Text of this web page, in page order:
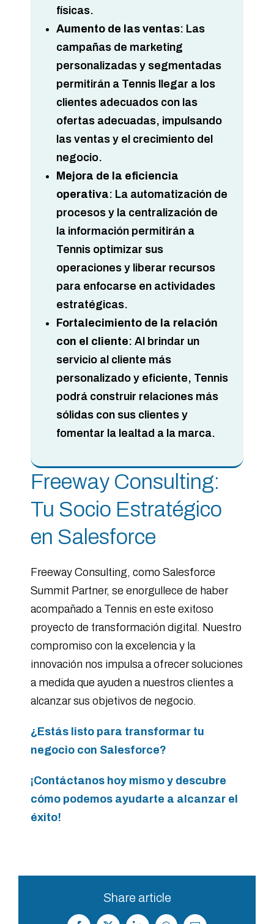
físicas.
Aumento de las ventas: Las
campañas de marketing
personalizadas y segmentadas
permitirán a Tennis llegar a los
clientes adecuados con las
ofertas adecuadas, impulsando
las ventas y el crecimiento del
negocio.
Mejora de la eficiencia
operativa: La automatización de
procesos y la centralización de
la información permitirán a
Tennis optimizar sus
operaciones y liberar recursos
para enfocarse en actividades
estratégicas.
Fortalecimiento de la relación
con el cliente: Al brindar un
servicio al cliente más
personalizado y eficiente, Tennis
podrá construir relaciones más
sólidas con sus clientes y
fomentar la lealtad a la marca.
Freeway Consulting:
Tu Socio Estratégico
en Salesforce
Freeway Consulting, como Salesforce
Summit Partner, se enorgullece de haber
acompañado a Tennis en este exitoso
proyecto de transformación digital. Nuestro
compromiso con la excelencia y la
innovación nos impulsa a ofrecer soluciones
a medida que ayuden a nuestros clientes a
alcanzar sus objetivos de negocio.
¿Estás listo para transformar tu
negocio con Salesforce?
¡Contáctanos hoy mismo y descubre
cómo podemos ayudarte a alcanzar el
éxito!
Share article